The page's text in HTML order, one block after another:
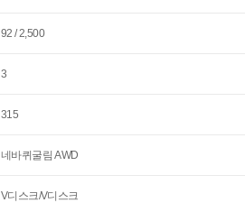
92 / 2,500
3
315
네바퀴굴림 AWD
V디스크/V디스크